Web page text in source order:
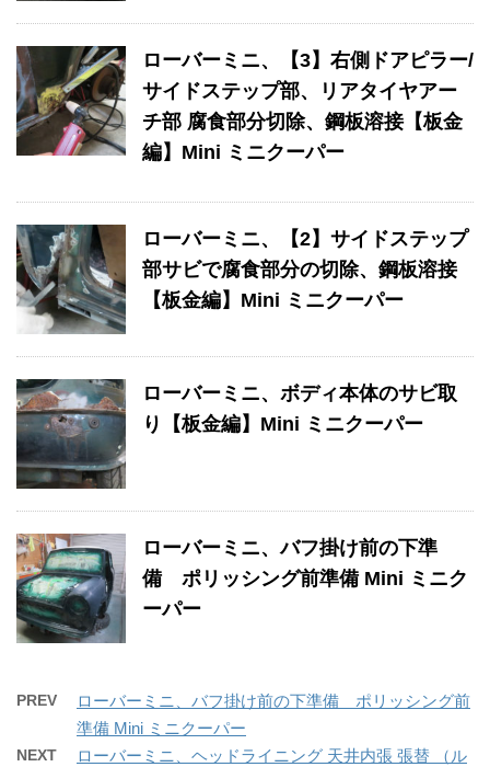
ローバーミニ、【3】右側ドアピラー/
サイドステップ部、リアタイヤアー
チ部 腐食部分切除、鋼板溶接【板金
編】Mini ミニクーパー
ローバーミニ、【2】サイドステップ
部サビで腐食部分の切除、鋼板溶接
【板金編】Mini ミニクーパー
ローバーミニ、ボディ本体のサビ取
り【板金編】Mini ミニクーパー
ローバーミニ、バフ掛け前の下準
備 ポリッシング前準備 Mini ミニク
ーパー
PREV
ローバーミニ、バフ掛け前の下準備 ポリッシング前
準備 Mini ミニクーパー
NEXT
ローバーミニ、ヘッドライニング 天井内張 張替 （ル